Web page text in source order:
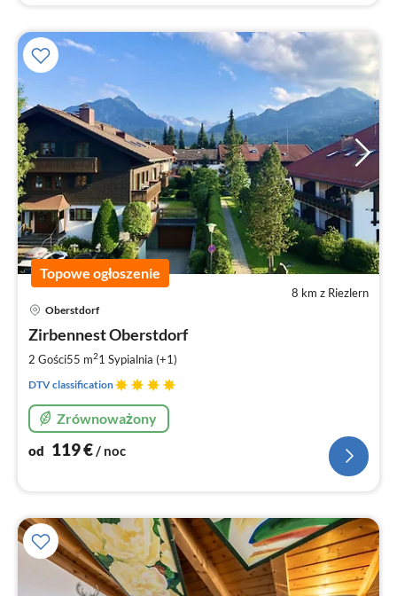
Topowe ogłoszenie
8 km z Riezlern
Oberstdorf
Zirbennest Oberstdorf
2 Gości55 m21 Sypialnia (+1)
DTV classification
Zrównoważony
od 119€ / noc